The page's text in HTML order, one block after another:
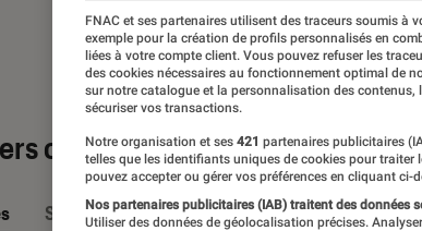
contenus
Sélections et guides Tests
FNAC et ses partenaires utilisent des traceurs soumis à
exemple pour la création de profils personnalisés en
liées à votre compte client. Vous pouvez refuser les
des cookies nécessaires au fonctionnement optimal de
sur notre catalogue et la personnalisation des contenus,
sécuriser vos transactions.
Notre organisation et ses 421 partenaires publicitaires
telles que les identifiants uniques de cookies pour traiter
pouvez accepter ou gérer vos préférences en cliquant
Nos partenaires publicitaires (IAB) traitent des données
Utiliser des données de géolocalisation précises.